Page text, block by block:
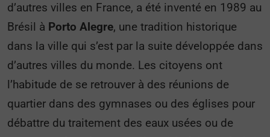
d’autres villes en France, a été inventé en 1989 au
Brésil à Porto Alegre, une tradition historique
dans la ville qui s’est par la suite développée dans
d’autres villes du monde. Les citoyens ont
l’habitude de se retrouver à des réunions de
quartier dans des gymnases ou des églises pour
débattre du traitement des eaux usées ou de